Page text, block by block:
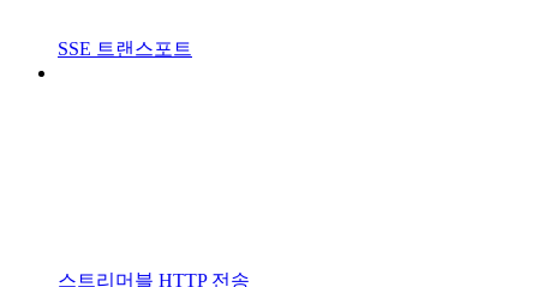
SSE 트랜스포트
스트리머블 HTTP 전송